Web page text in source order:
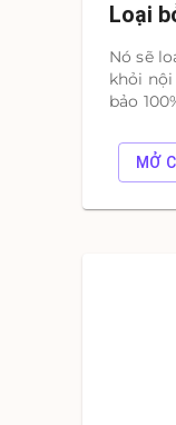
Loại
Nó sẽ
khỏi
bảo
MỞ